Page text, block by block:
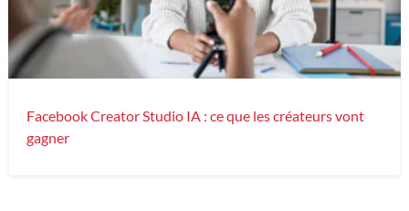
Facebook Creator Studio IA : ce que les créateurs vont
gagner